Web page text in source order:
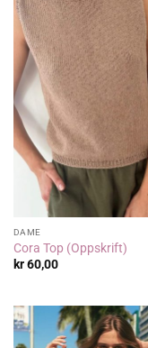
DAME
Cora Top (Oppskrift)
kr60,00